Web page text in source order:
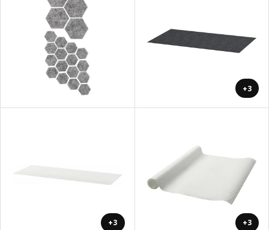
+3
+3 +3